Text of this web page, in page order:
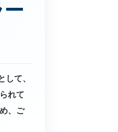
て、
れて
、ご